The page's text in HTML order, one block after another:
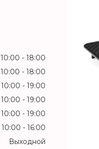
10:00
18:00
10:00
18:00
10:00
19:00
10:00
19:00
10:00
19:00
10:00
16:00
Выходной